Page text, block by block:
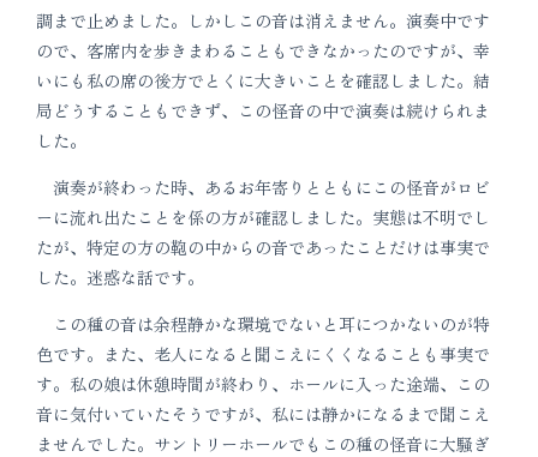
調まで止めました。しかしこの音は消えません。演奏中です
ので、客席内を歩きまわることもできなかったのですが、幸
いにも私の席の後方でとくに大きいことを確認しました。結
局どうすることもできず、この怪音の中で演奏は続けられま
した。
演奏が終わった時、あるお年寄りとともにこの怪音がロビ
ーに流れ出たことを係の方が確認しました。実態は不明でし
たが、特定の方の鞄の中からの音であったことだけは事実で
した。迷惑な話です。
この種の音は余程静かな環境でないと耳につかないのが特
色です。また、老人になると聞こえにくくなることも事実で
す。私の娘は休憩時間が終わり、ホールに入った途端、この
音に気付いていたそうですが、私には静かになるまで聞こえ
ませんでした。サントリーホールでもこの種の怪音に大騒ぎ